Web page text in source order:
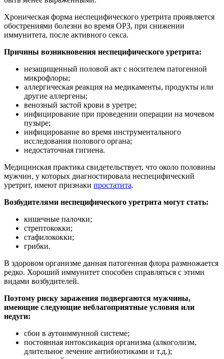
Хроническая форма неспецифического уретрита проявляется
обострениями болезни во время ОРЗ, при снижении
иммунитета, после активного секса.
Причины возникновения неспецифического уретрита:
незащищенный половой акт с носителем патогенной
микрофлоры;
аллергическая реакция на медикаменты, продукты или
другие аллергены;
венозный застой крови в уретре;
инфицирование при проведении операции на мочевом
пузыре;
инфицирование во время инструментального
исследования полового органа;
недостаточная гигиена.
Медицинская практика свидетельствует, что около половины
мужчин, у которых диагностировала неспецифический
уретрит, имеют признаки простатита.
Возбудителями неспецифического уретрита могут стать:
кишечные палочки;
стрептококки;
стафилококки;
грибки.
В здоровом организме данная патогенная флора размножается
редко. Хороший иммунитет способен справляться с этими
видами возбудителей.
Поэтому риску заражения подвергаются мужчины,
имеющие следующие неблагоприятные условия или
недуги:
сбои в аутоиммунной системе;
постоянная интоксикация организма (алкоголизм,
длительное лечение антибиотиками и т.д.);